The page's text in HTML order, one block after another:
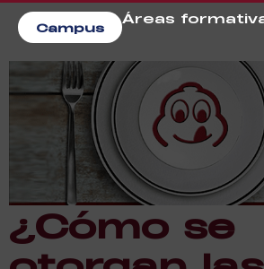
Campus
Áreas
¿Cómo se